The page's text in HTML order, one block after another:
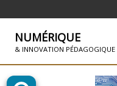
SKIP TO
PASAR AL
NUMÉRIQUE
& INNOVATION PÉDAGOGIQUE